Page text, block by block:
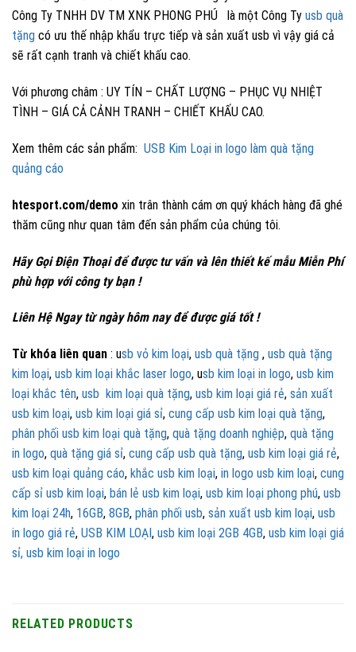
Công Ty TNHH DV TM XNK PHONG PHÚ là một Công Ty usb quà
tặng có ưu thế nhập khẩu trực tiếp và sản xuất usb vì vậy giá cả
sẽ rất cạnh tranh và chiết khấu cao.
Với phương châm : UY TÍN – CHẤT LƯỢNG – PHỤC VỤ NHIỆT
TÌNH – GIÁ CẢ CẢNH TRANH – CHIẾT KHẤU CAO.
Xem thêm các sản phẩm: USB Kim Loại in logo làm quà tặng
quảng cáo
htesport.com/demo xin trân thành cám ơn quý khách hàng đã ghé
thăm cũng như quan tâm đến sản phẩm của chúng tôi.
Hãy Gọi Điện Thoại để được tư vấn và lên thiết kế mẫu Miễn Phí
phù hợp với công ty bạn !
Liên Hệ Ngay từ ngày hôm nay để được giá tốt !
Từ khóa liên quan : usb vỏ kim loại, usb quà tặng , usb quà tặng
kim loại, usb kim loại khắc laser logo, usb kim loại in logo, usb kim
loại khắc tên, usb kim loại quà tặng, usb kim loại giá rẻ, sản xuất
usb kim loại, usb kim loại giá sỉ, cung cấp usb kim loại quà tặng,
phân phối usb kim loại quà tặng, quà tặng doanh nghiệp, quà tặng
in logo, quà tặng giá sỉ, cung cấp usb quà tặng, usb kim loại giá rẻ,
usb kim loại quảng cáo, khắc usb kim loại, in logo usb kim loại, cung
cấp sỉ usb kim loại, bán lẻ usb kim loại, usb kim loại phong phú, usb
kim loại 24h, 16GB, 8GB, phân phối usb, sản xuất usb kim loại, usb
in logo giá rẻ, USB KIM LOẠI , usb kim loại 2GB 4GB, usb kim loại giá
sỉ, usb kim loại in logo
RELATED PRODUCTS